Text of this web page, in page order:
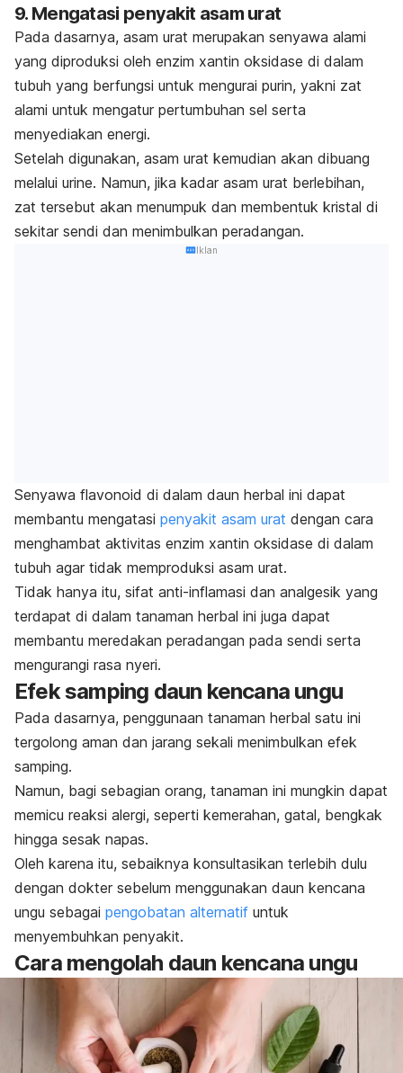
9. Mengatasi penyakit asam urat
Pada dasarnya, asam urat merupakan senyawa alami
yang diproduksi oleh enzim xantin oksidase di dalam
tubuh yang berfungsi untuk mengurai purin, yakni zat
alami untuk mengatur pertumbuhan sel serta
menyediakan energi.
Setelah digunakan, asam urat kemudian akan dibuang
melalui urine. Namun, jika kadar asam urat berlebihan,
zat tersebut akan menumpuk dan membentuk kristal di
sekitar sendi dan menimbulkan peradangan.
Iklan
Senyawa flavonoid di dalam daun herbal ini dapat
membantu mengatasi penyakit asam urat dengan cara
menghambat aktivitas enzim xantin oksidase di dalam
tubuh agar tidak memproduksi asam urat.
Tidak hanya itu, sifat anti-inflamasi dan analgesik yang
terdapat di dalam tanaman herbal ini juga dapat
membantu meredakan peradangan pada sendi serta
mengurangi rasa nyeri.
Efek samping daun kencana ungu
Pada dasarnya, penggunaan tanaman herbal satu ini
tergolong aman dan jarang sekali menimbulkan efek
samping.
Namun, bagi sebagian orang, tanaman ini mungkin dapat
memicu reaksi alergi, seperti kemerahan, gatal, bengkak
hingga sesak napas.
Oleh karena itu, sebaiknya konsultasikan terlebih dulu
dengan dokter sebelum menggunakan daun kencana
ungu sebagai pengobatan alternatif untuk
menyembuhkan penyakit.
Cara mengolah daun kencana ungu